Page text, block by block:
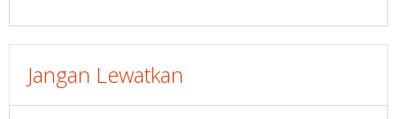
Jangan Lewatkan